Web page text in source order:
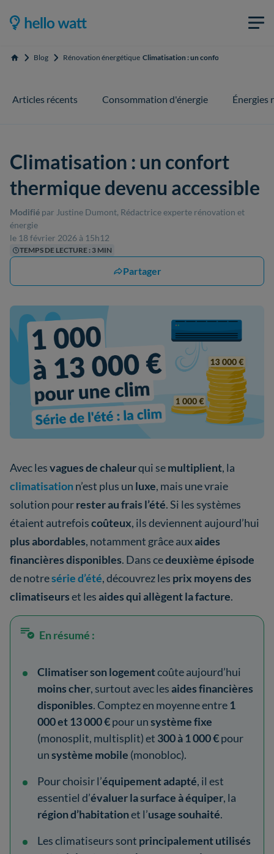
Accueil Blog Rénovation énergétique Climatisation : un confort thermique
Articles récents Consommation d'énergie Énergies
Climatisation : un confort
thermique devenu accessible
Modifié par Justine Dumont, Rédactrice experte rénovation et
énergie
le 18 février 2026 à 15h12
TEMPS DE LECTURE : 3 MIN
Partager
Avec lesvagues de chaleurqui semultiplient, la
climatisationn’est plus un luxe, mais une vraie
solution pourrester au frais l’été. Si les systèmes
étaient autrefoiscoûteux, ils deviennent aujourd’hui
plus abordables, notamment grâce auxaides
financières disponibles. Dans cedeuxième épisode
de notresérie d’été, découvrez les prix moyens des
climatiseurset lesaides qui allègent la facture.
En résumé :
Climatiser son logementcoûte aujourd’hui
moins cher, surtout avec lesaides financières
disponibles. Comptez en moyenne entre1
000 et 13 000 €pour unsystème fixe
(monosplit, multisplit) et 300 à 1 000 €pour
unsystème mobile (monobloc).
Pour choisir l’équipementadapté, il est
essentiel d’évaluer la surface à équiper, la
région d’habitationet l’usage souhaité.
Les climatiseurs sont principalement utilisés